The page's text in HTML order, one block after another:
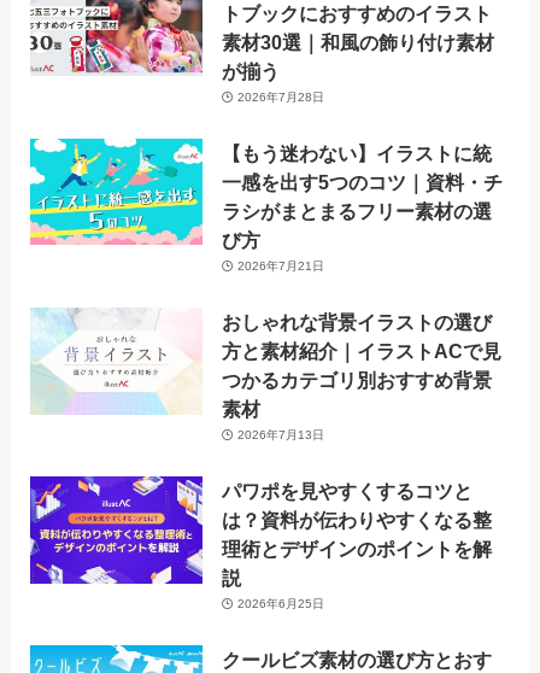
トブックにおすすめのイラスト
素材30選｜和風の飾り付け素材
が揃う
2026年7月28日
【もう迷わない】イラストに統
一感を出す5つのコツ｜資料・チ
ラシがまとまるフリー素材の選
び方
2026年7月21日
おしゃれな背景イラストの選び
方と素材紹介｜イラストACで見
つかるカテゴリ別おすすめ背景
素材
2026年7月13日
パワポを見やすくするコツと
は？資料が伝わりやすくなる整
理術とデザインのポイントを解
説
2026年6月25日
クールビズ素材の選び方とおす